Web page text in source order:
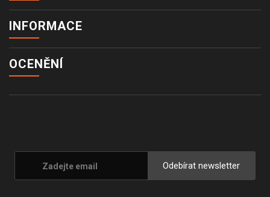
INFORMACE
OCENĚNÍ
Odebírat newsletter